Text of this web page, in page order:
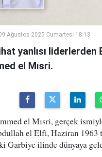
Ağustos 2025 Cumartesi 18:13
yanlısı liderlerden
el Mısri.
el Mısri, gerçek
el Elfi, Haziran 1963
Garbiye ilinde dünyaya